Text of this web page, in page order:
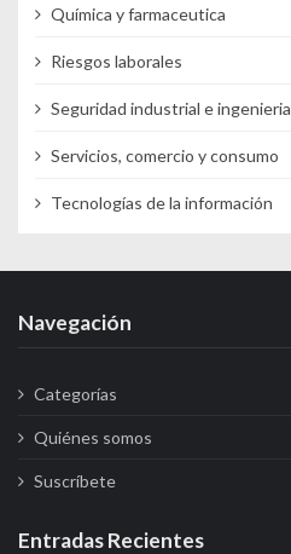
Química y farmaceutica
Riesgos laborales
Seguridad industrial e ingenieria
Servicios, comercio y consumo
Tecnologías de la información
Navegación
Categorías
Quiénes somos
Suscríbete
Entradas Recientes